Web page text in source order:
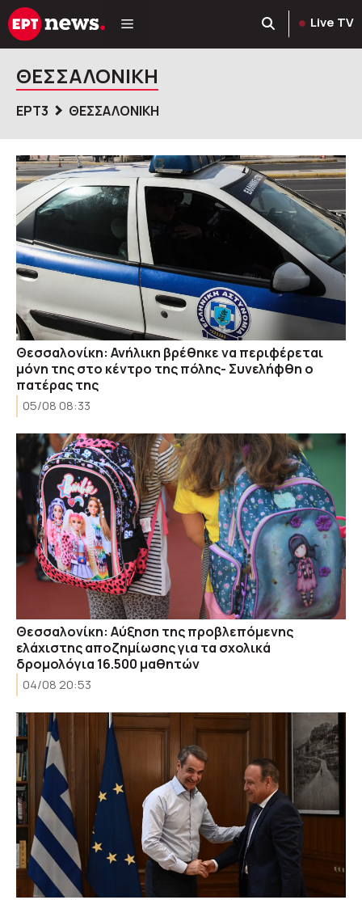
Μετάβαση
σε
Live TV
ΘΕΣΣΑΛΟΝΙΚΗ
ΕΡΤ3 ΘΕΣΣΑΛΟΝΙΚΗ
Θεσσαλονίκη: Ανήλικη βρέθηκε να περιφέρεται
μόνη της στο κέντρο της πόλης- Συνελήφθη ο
πατέρας της
05/08 08:33
Θεσσαλονίκη: Αύξηση της προβλεπόμενης
ελάχιστης αποζημίωσης για τα σχολικά
δρομολόγια 16.500 μαθητών
04/08 20:53